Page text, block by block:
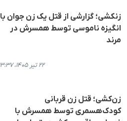
زنکشی؛ گزارشی از قتل یک زن جوان با
انگیزه ناموسی توسط همسرش در
مرند
۲۲ تیر ۱۴۰۵، ۱۳:۳۷
زن‌کشی؛ قتل زن قربانی
کودک‌هسمری توسط همسرش با